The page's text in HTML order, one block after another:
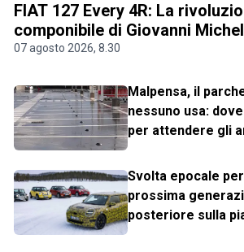
FIAT 127 Every 4R: La
componibile di Giovanni
07 agosto 2026, 8.30
Malpensa, il
nessuno usa:
per attendere gli
Svolta epocale
prossima
posteriore sulla